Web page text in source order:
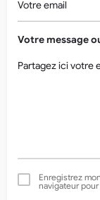
Votre message
Enregistrez
navigateur